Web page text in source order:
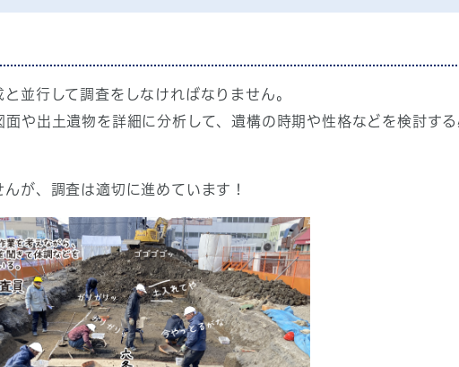
並行して調査をしなければなりません。
や出土遺物を詳細に分析して、遺構の時期や性格などを検討す
が、調査は適切に進めています！